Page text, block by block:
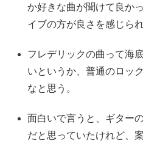
か好きな曲が聞けて良か
イブの方が良さを感じら
フレデリックの曲って海
いというか、普通のロッ
なと思う。
面白いで言うと、ギター
だと思っていたけれど、